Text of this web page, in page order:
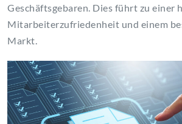
Geschäftsgebaren. Dies führt zu einer
Mitarbeiterzufriedenheit und einem
Markt.